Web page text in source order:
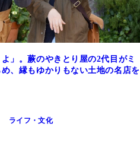
」。蕨のやきとり屋の2代目がミ
、縁もゆかりもない土地の名店を
ライフ・文化